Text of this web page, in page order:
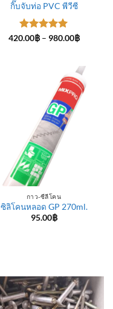
กิ๊บจับท่อ PVC พีวีซี
ให้คะแนน
420.00฿ – 980.00฿Price
980.00฿
กาว-ซีลีโคน
ซิลิโคนหลอด GP 270ml.
95.00฿